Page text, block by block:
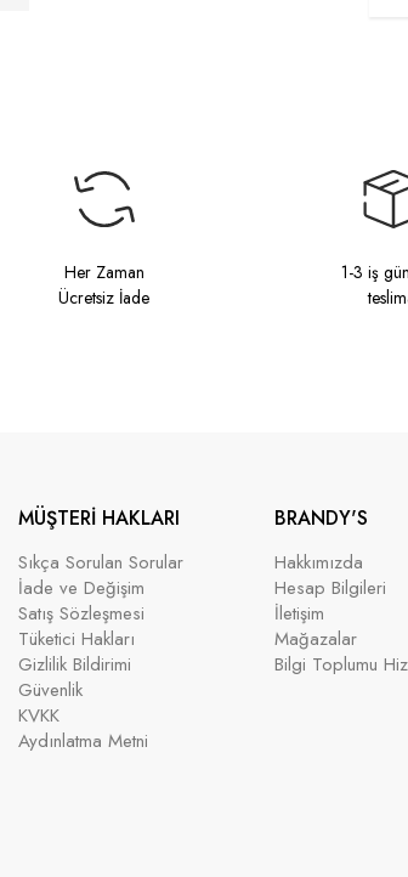
Her Zaman
Ücretsiz İade
1-3 iş
MÜŞTERİ HAKLARI
Sıkça Sorulan Sorular
İade ve Değişim
Satış Sözleşmesi
Tüketici Hakları
Gizlilik Bildirimi
Güvenlik
KVKK
Aydınlatma Metni
BRANDY'S
Hakkımızda
Hesap Bilgileri
İletişim
Mağazalar
Bilgi Toplumu